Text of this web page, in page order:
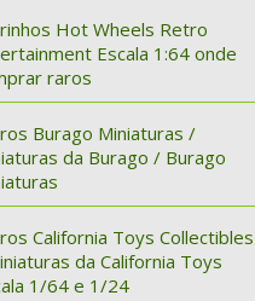
Hot Wheels Retro
Escala 1:64 onde
raros
Burago Miniaturas /
da Burago / Burago
California Toys Collectibles
da California Toys
1/64 e 1/24